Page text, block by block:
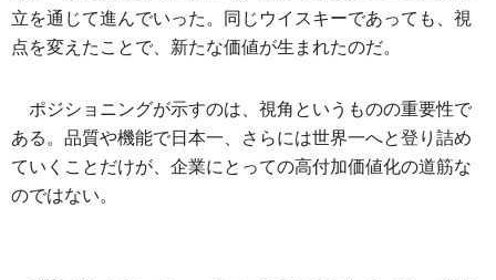
立を通じて進んでいった。同じウイスキーであっても、視
点を変えたことで、新たな価値が生まれたのだ。
ポジショニングが示すのは、視角というものの重要性で
ある。品質や機能で日本一、さらには世界一へと登り詰め
ていくことだけが、企業にとっての高付加価値化の道筋な
のではない。